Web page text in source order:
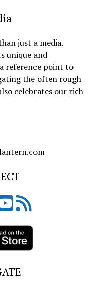
just a media.
unique and
reference point to
the often rough
celebrates our rich